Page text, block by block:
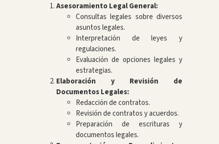
Asesoramiento Legal General:
Consultas legales sobre diversos
asuntos legales.
Interpretación de leyes y
regulaciones.
Evaluación de opciones legales y
estrategias.
Elaboración y Revisión de
Documentos Legales:
Redacción de contratos.
Revisión de contratos y acuerdos.
Preparación de escrituras y
documentos legales.